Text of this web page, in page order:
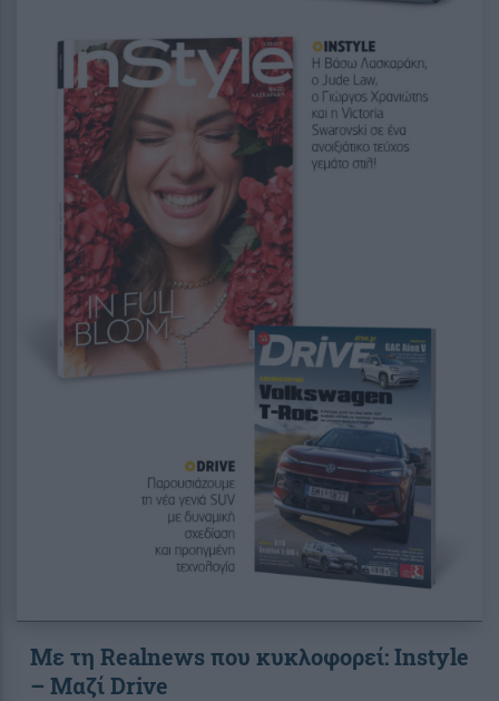
Με τη Realnews που κυκλοφορεί: Instyle
– Μαζί Drive